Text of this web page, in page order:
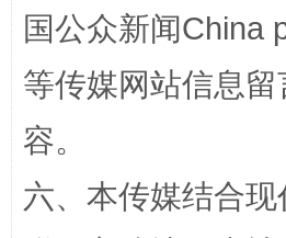
国公众新闻China
等传媒网站信息
容。
六、本传媒结合